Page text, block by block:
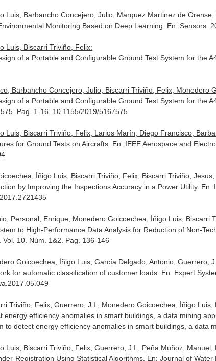
Luis, Barbancho Concejero, Julio, Marquez Martinez de
Monitoring Based on Deep Learning. En: Sensors .
Luis, Biscarri Triviño, Felix:
of a Portable and Configurable Ground Test System for the
Barbancho Concejero, Julio, Biscarri Triviño, Felix, Monedero
of a Portable and Configurable Ground Test System for the
Pag. 1-16. 10.1155/2019/5167575
Luis, Biscarri Triviño, Felix, Larios Marín, Diego Francisco,
for Ground Tests on Aircrafts. En: IEEE Aerospace and
Íñigo Luis, Biscarri Triviño, Felix, Biscarri Triviño,
by Improving the Inspections Accuracy in a Power Utility. En:
Personal, Enrique, Monedero Goicoechea, Íñigo Luis, Biscarri
to High-Performance Data Analysis for Reduction of Non-
Vol. 10. Núm. 1&2. Pag. 136-146
Goicoechea, Íñigo Luis, García Delgado, Antonio, Guerrero,
for automatic classification of customer loads. En: Expert
Triviño, Felix, Guerrero, J.I., Monedero Goicoechea, Íñigo Luis,
energy efficiency anomalies in smart buildings, a data mining
to detect energy efficiency anomalies in smart buildings, a data
Luis, Biscarri Triviño, Felix, Guerrero, J.I., Peña Muñoz, Manuel,
Registration Using Statistical Algorithms. En: Journal of